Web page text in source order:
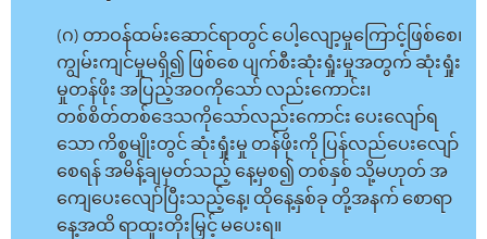
(ဂ) တာဝန်ထမ်းဆောင်ရာတွင် ပေါ့လျော့မှုကြောင့်ဖြစ်စေ၊
ကျွမ်းကျင်မှုမရှိ၍ ဖြစ်စေ ပျက်စီးဆုံးရှုံးမှုအတွက် ဆုံးရှုံး
မှုတန်ဖိုး အပြည့်အဝကိုသော် လည်းကောင်း၊
တစ်စိတ်တစ်ဒေသကိုသော်လည်းကောင်း ပေးလျော်ရ
သော ကိစ္စမျိုးတွင် ဆုံးရှုံးမှု တန်ဖိုးကို ပြန်လည်ပေးလျော်
စေရန် အမိန့်ချမှတ်သည့် နေ့မှစ၍ တစ်နှစ် သို့မဟုတ် အ
ကျေပေးလျော်ပြီးသည့်နေ့၊ ထိုနေ့နှစ်ခု တို့အနက် စောရာ
နေ့အထိ ရာထူးတိုးမြှင့် မပေးရ။